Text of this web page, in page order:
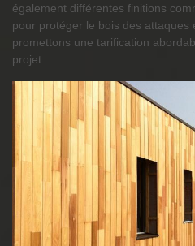
également différentes finitions
pour protéger le bois des attaques
promettons une tarification
projet.